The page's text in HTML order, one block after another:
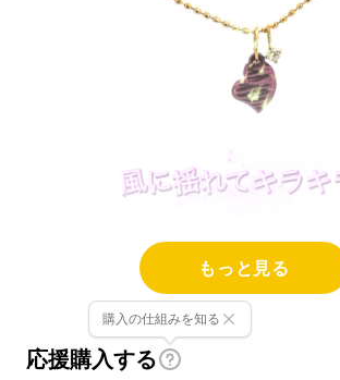
こんにちは！
江戸時代から飾り職
残を残す、"知る人ぞ知る"ジュエリ
徒町にあるジュエリーアトリエ
マクアケのプロジェクトへの参加
もっと見る
応援購入する
購入の仕組みを知る